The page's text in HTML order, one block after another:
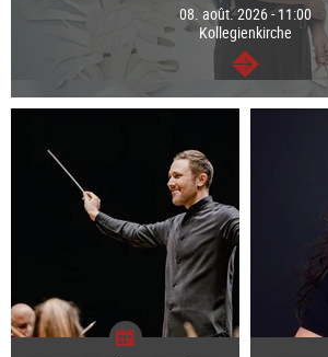
08. août. 2026 - 11:00
Kollegienkirche